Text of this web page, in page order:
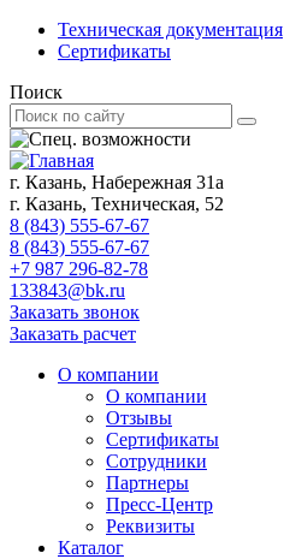
Техническая документация
Сертификаты
Поиск
г. Казань, Набережная 31а
г. Казань, Техническая, 52
8 (843) 555-67-67
8 (843) 555-67-67
+7 987 296-82-78
133843@bk.ru
Заказать звонок
Заказать расчет
О компании
О компании
Отзывы
Сертификаты
Сотрудники
Партнеры
Пресс-Центр
Реквизиты
Каталог